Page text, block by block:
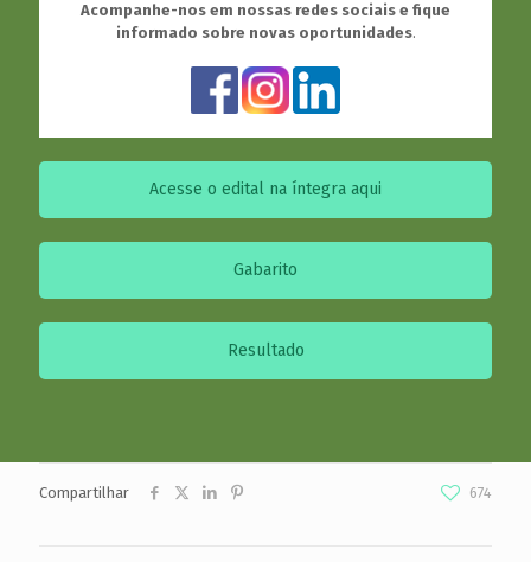
Acompanhe-nos em nossas redes sociais e fique
informado sobre novas oportunidades.
Acesse o edital na íntegra aqui
Gabarito
Resultado
Compartilhar 674